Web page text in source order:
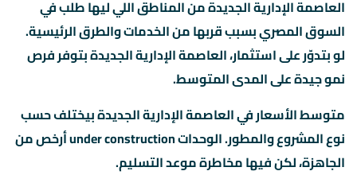
العاصمة الإدارية الجديدة من المناطق اللي ليها طلب في
السوق المصري بسبب قربها من الخدمات والطرق الرئيسية.
لو بتدوّر على استثمار، العاصمة الإدارية الجديدة بتوفر فرص
نمو جيدة على المدى المتوسط.
متوسط الأسعار في العاصمة الإدارية الجديدة بيختلف حسب
نوع المشروع والمطور. الوحدات under construction أرخص من
الجاهزة، لكن فيها مخاطرة موعد التسليم.